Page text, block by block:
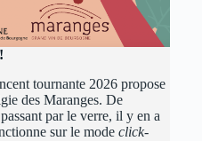
tournante 2026 propose
des Maranges. De
par le verre, il y en a
sur le mode click-